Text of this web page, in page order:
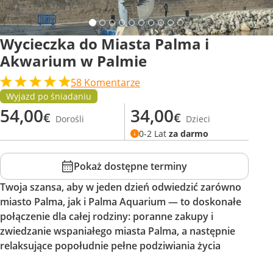
Wycieczka do Miasta Palma i
Akwarium w Palmie
58 Komentarze
Wyjazd po śniadaniu
54,00€ Dorośli 34,00€ Dzieci
0-2 Lat za darmo
Pokaż dostępne terminy
Twoja szansa, aby w jeden dzień odwiedzić zarówno
miasto Palma, jak i Palma Aquarium — to doskonałe
połączenie dla całej rodziny: poranne zakupy i
zwiedzanie wspaniałego miasta Palma, a następnie
relaksujące popołudnie pełne podziwiania życia